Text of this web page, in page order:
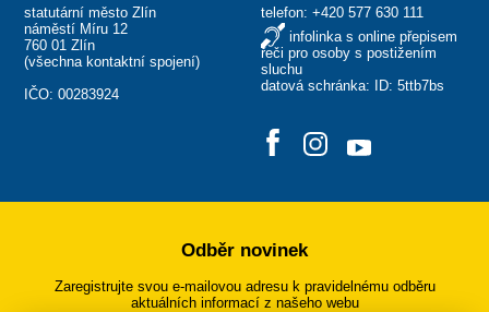
statutární město Zlín
náměstí Míru 12
760 01 Zlín
(všechna kontaktní spojení)
IČO: 00283924
telefon: +420 577 630 111
infolinka s online přepisem
řeči pro osoby s postižením
sluchu
datová schránka: ID: 5ttb7bs
Odběr novinek
Zaregistrujte svou e-mailovou adresu k pravidelnému odběru
aktuálních informací z našeho webu